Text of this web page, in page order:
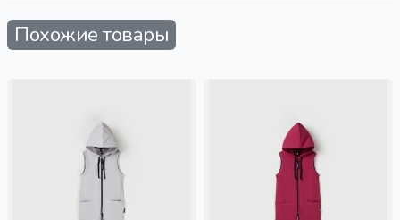
Похожие товары